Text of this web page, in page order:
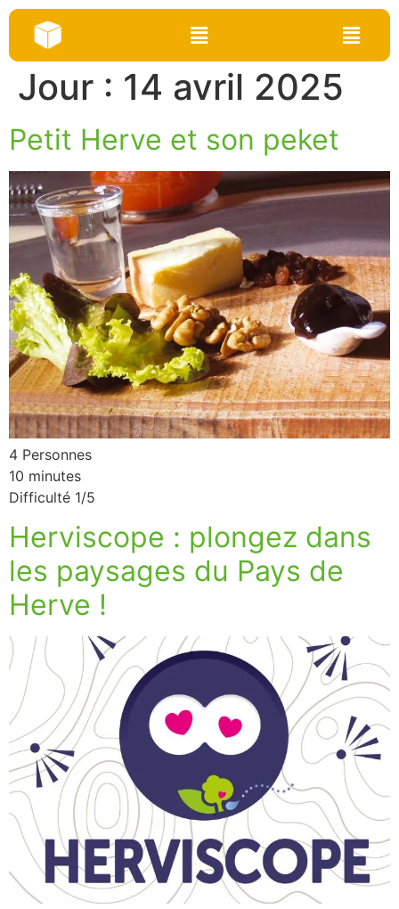
Jour : 14 avril 2025
Petit Herve et son peket
4 Personnes
10 minutes
Difficulté 1/5
Herviscope : plongez dans
les paysages du Pays de
Herve !